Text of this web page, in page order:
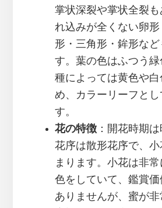
掌状深裂や掌状全裂も
れ込みが全くない卵
形・三角形・鉾形など
す。葉の色はふつう
種によっては黄色や白
め、カラーリーフとし
す。
花の特徴：開花時期は
花序は散形花序で、
まります。小花は非
色をしていて、鑑賞
ありませんが、蜜が